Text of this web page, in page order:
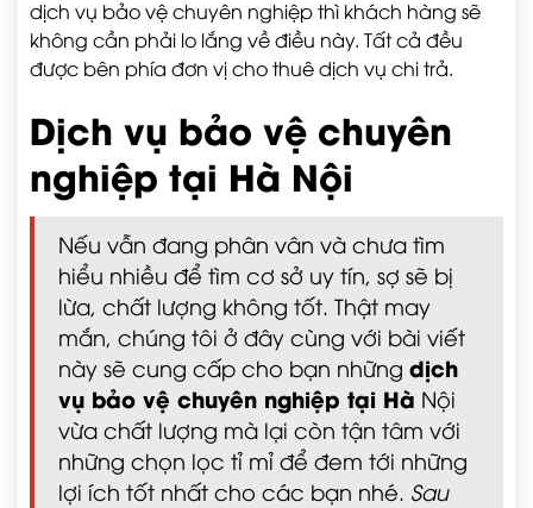
dịch vụ bảo vệ chuyên nghiệp thì khách hàng sẽ
không cần phải lo lắng về điều này. Tất cả đều
được bên phía đơn vị cho thuê dịch vụ chi trả.
Dịch vụ bảo vệ chuyên
nghiệp tại Hà Nội
Nếu vẫn đang phân vân và chưa tìm
hiểu nhiều để tìm cơ sở uy tín, sợ sẽ bị
lừa, chất lượng không tốt. Thật may
mắn, chúng tôi ở đây cùng với bài viết
này sẽ cung cấp cho bạn những dịch
vụ bảo vệ chuyên nghiệp tại Hà Nội
vừa chất lượng mà lại còn tận tâm với
những chọn lọc tỉ mỉ để đem tới những
lợi ích tốt nhất cho các bạn nhé. Sau